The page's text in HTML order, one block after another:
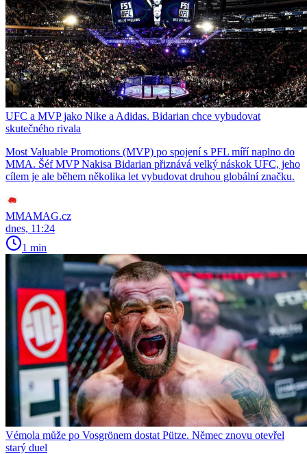
UFC a MVP jako Nike a Adidas. Bidarian chce vybudovat
skutečného rivala
Most Valuable Promotions (MVP) po spojení s PFL míří naplno do
MMA. Šéf MVP Nakisa Bidarian přiznává velký náskok UFC, jeho
cílem je ale během několika let vybudovat druhou globální značku.
MMAMAG.cz
dnes, 11:24
1 min
Vémola může po Vosgrönem dostat Pütze. Němec znovu otevřel
starý duel